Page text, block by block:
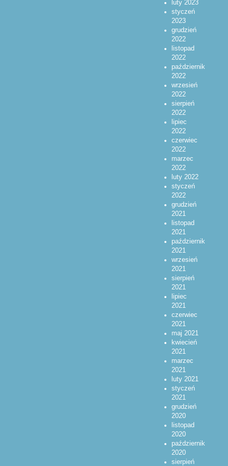
luty 2023
styczeń
2023
grudzień
2022
listopad
2022
październik
2022
wrzesień
2022
sierpień
2022
lipiec
2022
czerwiec
2022
marzec
2022
luty 2022
styczeń
2022
grudzień
2021
listopad
2021
październik
2021
wrzesień
2021
sierpień
2021
lipiec
2021
czerwiec
2021
maj 2021
kwiecień
2021
marzec
2021
luty 2021
styczeń
2021
grudzień
2020
listopad
2020
październik
2020
sierpień